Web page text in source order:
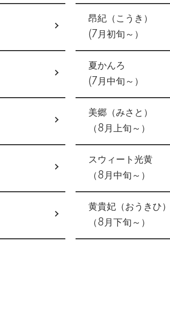
昂紀（こうき）
(7月初旬～）
夏かんろ
(7月中旬～）
美郷（みさと）
（8月上旬～）
スウィート光黄
（8月中旬～）
黄貴妃（おうきひ）
（8月下旬～）